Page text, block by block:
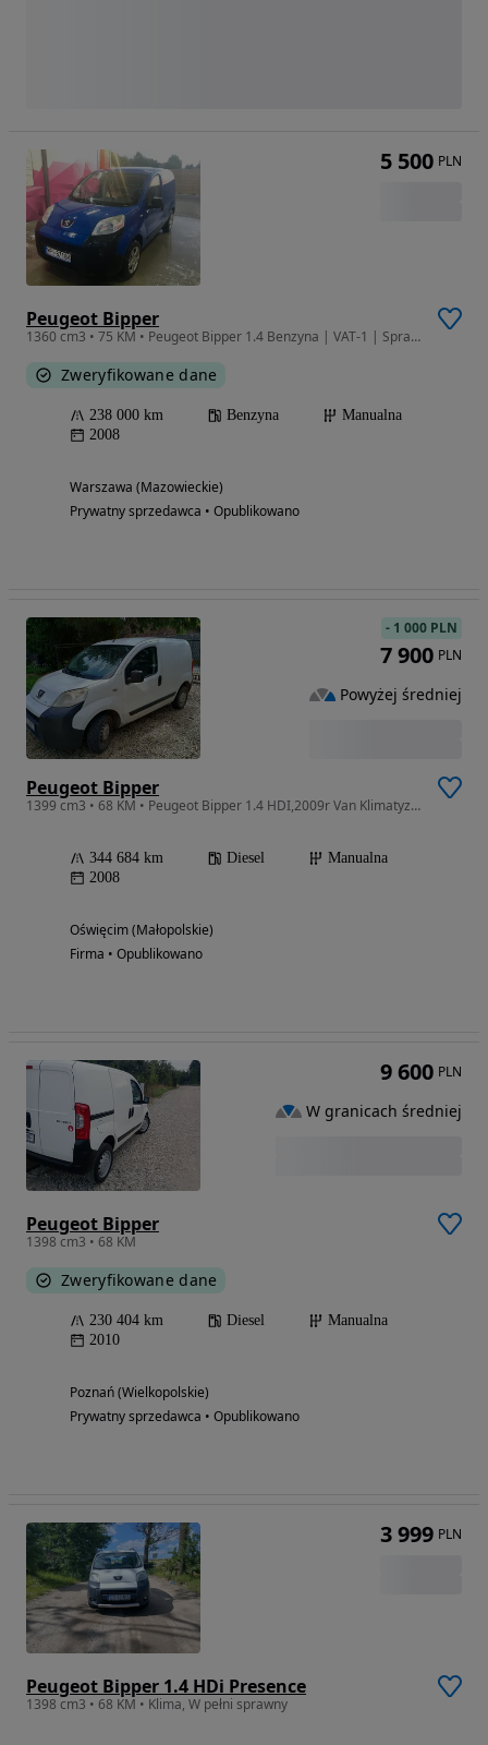
Peugeot Bipper
1360 cm3 • 75 KM • Peugeot Bipper 1.4 Benzyna | VAT-1 | Sprawny | 2 komplety kół
Zweryfikowane dane
238 000 km Benzyna
Manualna
2008
Warszawa (Mazowieckie)
Prywatny sprzedawca • Opublikowano
5 500 PLN
Peugeot Bipper
1399 cm3 • 68 KM • Peugeot Bipper 1.4 HDI,2009r Van Klimatyzacja
344 684 km Diesel
Manualna
2008
Oświęcim (Małopolskie)
Firma • Opublikowano
- 1 000 PLN
7 900 PLN
Powyżej średniej
Peugeot Bipper
1398 cm3 • 68 KM
Zweryfikowane dane
230 404 km Diesel
Manualna
2010
Poznań (Wielkopolskie)
Prywatny sprzedawca • Opublikowano
9 600 PLN
W granicach średniej
Peugeot Bipper 1.4 HDi Presence
1398 cm3 • 68 KM • Klima, W pełni sprawny
3 999 PLN